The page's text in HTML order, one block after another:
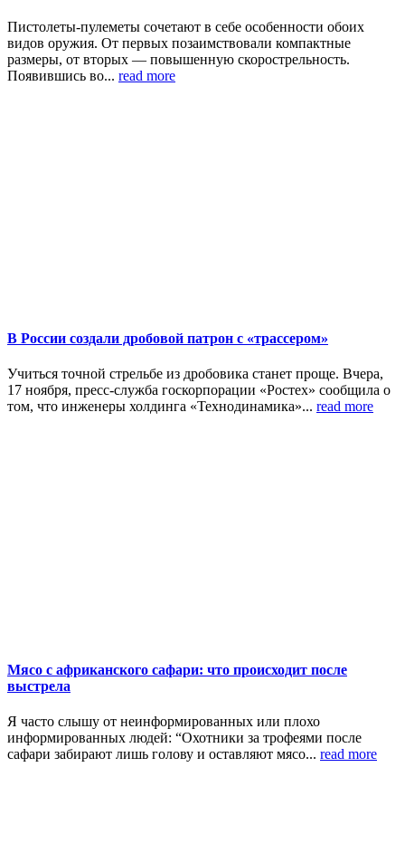
Пистолеты-пулеметы сочетают в себе особенности обоих
видов оружия. От первых позаимствовали компактные
размеры, от вторых — повышенную скорострельность.
Появившись во... read more
В России создали дробовой патрон с «трассером»
Учиться точной стрельбе из дробовика станет проще. Вчера,
17 ноября, пресс-служба госкорпорации «Ростех» сообщила о
том, что инженеры холдинга «Технодинамика»... read more
Мясо с африканского сафари: что происходит после
выстрела
Я часто слышу от неинформированных или плохо
информированных людей: “Охотники за трофеями после
сафари забирают лишь голову и оставляют мясо... read more